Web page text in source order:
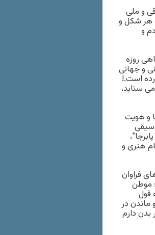
و ملی
هر شکل و
و
روزه
و جهانی
است.!
ستاید،
و هویت
هنری و
فراوان
موطن
قول
در
بدن دارم